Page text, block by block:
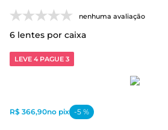
nenhuma avaliação
6 lentes por caixa
LEVE 4 PAGUE 3
R$ 366,90no pix -5 %